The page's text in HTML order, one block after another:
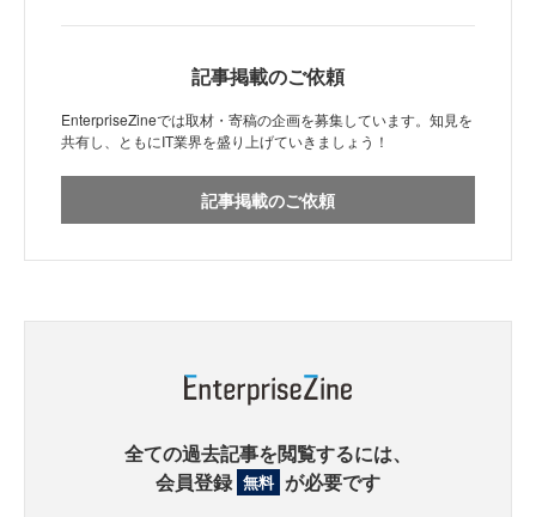
記事掲載のご依頼
EnterpriseZineでは取材・寄稿の企画を募集しています。知見を
共有し、ともにIT業界を盛り上げていきましょう！
記事掲載のご依頼
全ての過去記事を閲覧するには、
会員登録 無料 が必要です